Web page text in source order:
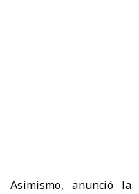
Asimismo, anunció la